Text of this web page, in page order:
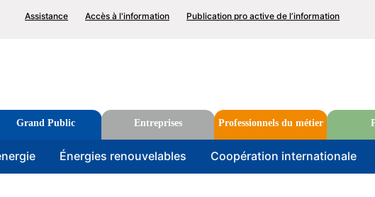
Top
Assistance Accès à l'information Publication pro active de l’information
Rechercher
Grand Public Entreprises Professionnels du métier
Énergies renouvelables Coopération internationale